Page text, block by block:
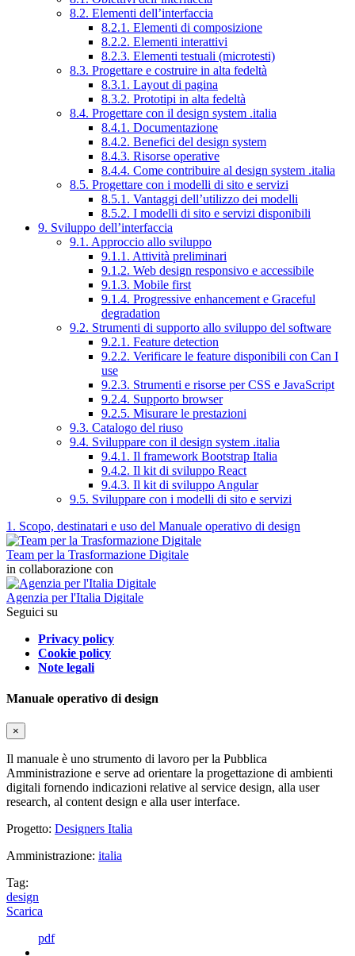
8.2. Elementi dell’interfaccia
8.2.1. Elementi di composizione
8.2.2. Elementi interattivi
8.2.3. Elementi testuali (microtesti)
8.3. Progettare e costruire in alta fedeltà
8.3.1. Layout di pagina
8.3.2. Prototipi in alta fedeltà
8.4. Progettare con il design system .italia
8.4.1. Documentazione
8.4.2. Benefici del design system
8.4.3. Risorse operative
8.4.4. Come contribuire al design system .italia
8.5. Progettare con i modelli di sito e servizi
8.5.1. Vantaggi dell’utilizzo dei modelli
8.5.2. I modelli di sito e servizi disponibili
9. Sviluppo dell’interfaccia
9.1. Approccio allo sviluppo
9.1.1. Attività preliminari
9.1.2. Web design responsivo e accessibile
9.1.3. Mobile first
9.1.4. Progressive enhancement e Graceful
degradation
9.2. Strumenti di supporto allo sviluppo del software
9.2.1. Feature detection
9.2.2. Verificare le feature disponibili con Can I
use
9.2.3. Strumenti e risorse per CSS e JavaScript
9.2.4. Supporto browser
9.2.5. Misurare le prestazioni
9.3. Catalogo del riuso
9.4. Sviluppare con il design system .italia
9.4.1. Il framework Bootstrap Italia
9.4.2. Il kit di sviluppo React
9.4.3. Il kit di sviluppo Angular
9.5. Sviluppare con i modelli di sito e servizi
1. Scopo, destinatari e uso del Manuale operativo di design
Team per la Trasformazione Digitale
in collaborazione con
Agenzia per l'Italia Digitale
Seguici su
Privacy policy
Cookie policy
Note legali
Manuale operativo di design
×
Il manuale è uno strumento di lavoro per la Pubblica
Amministrazione e serve ad orientare la progettazione di ambienti
digitali fornendo indicazioni relative al service design, alla user
research, al content design e alla user interface.
Progetto: Designers Italia
Amministrazione: italia
Tag:
design
Scarica
pdf